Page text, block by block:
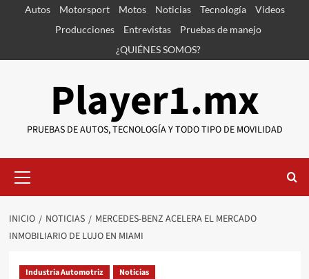
SaltarAutos Motorsport Motos Noticias Tecnología
Videos
Producciones
Entrevistas
Pruebas de manejo
¿QUIÉNES SOMOS?
Player1.mx
PRUEBAS DE AUTOS, TECNOLOGÍA Y TODO TIPO DE MOVILIDAD
primario
INICIO NOTICIAS
MERCEDES-BENZ ACELERA EL MERCADO
INMOBILIARIO DE LUJO EN MIAMI
Industria Automotriz Noticias